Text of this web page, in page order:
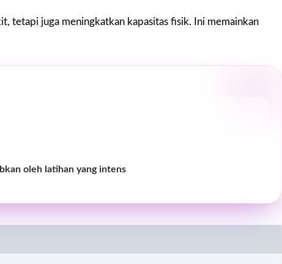
tetapi juga meningkatkan kapasitas fisik. Ini memainkan
oleh latihan yang intens